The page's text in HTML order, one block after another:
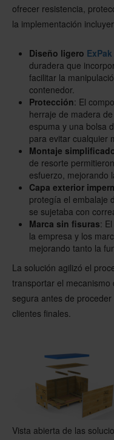
ofrecer resistencia,
la implementación
Diseño ligero
duradera que
facilitar la
contenedor.
Protección: El
herraje de madera
espuma y una bolsa
para evitar cualquier
Montaje
de resorte
esfuerzo, mejorando
Capa exterior
protegía el embalaje
se sujetaba con
Marca sin fisuras:
la empresa y los
mejorando tanto la
La solución agilizó el
transportar el
segura antes de
clientes finales.
Vista abierta de las